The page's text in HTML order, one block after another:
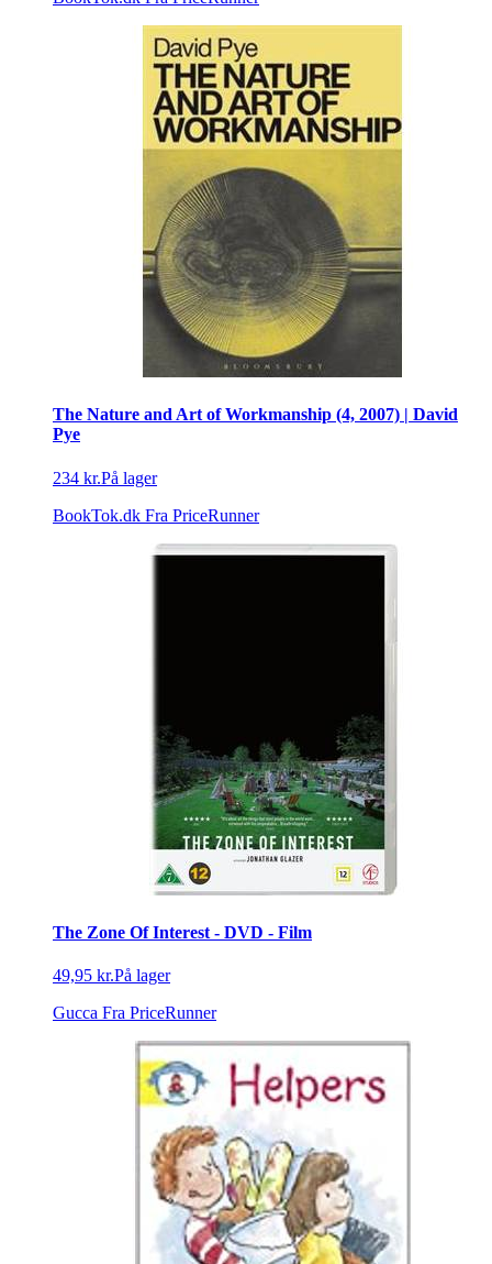
The Nature and Art of Workmanship (4, 2007) | David
Pye
234 kr.På lager
BookTok.dk Fra PriceRunner
The Zone Of Interest - DVD - Film
49,95 kr.På lager
Gucca Fra PriceRunner